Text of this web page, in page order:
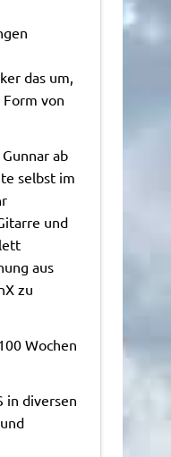
das um,
von
ab
selbst im
und
aus
zu
Wochen
in diversen